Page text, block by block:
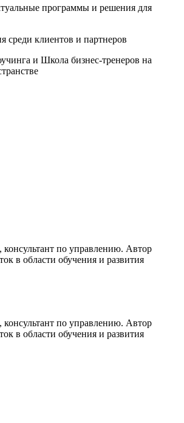
программы и решения для
среди клиентов и партнеров
и Школа бизнес-тренеров на
консультант по управлению. Автор
в области обучения и развития
консультант по управлению. Автор
в области обучения и развития